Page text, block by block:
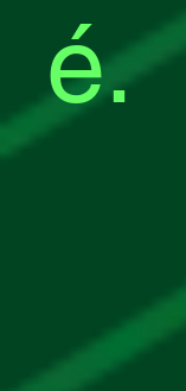
é.